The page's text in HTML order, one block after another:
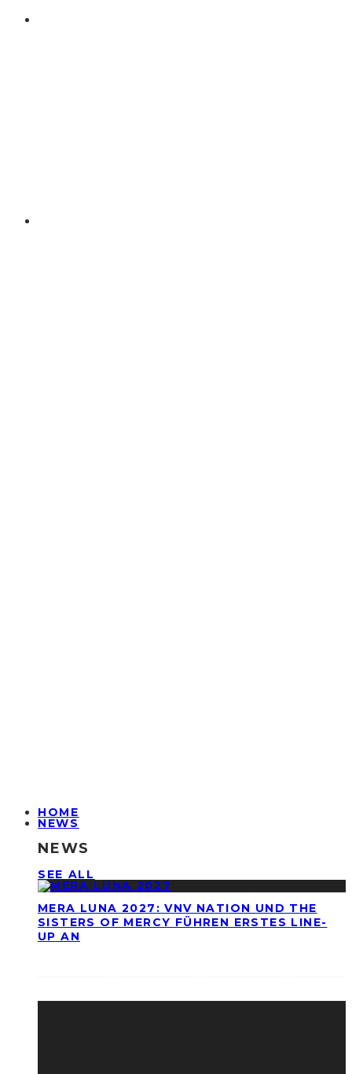
HOME
NEWS
NEWS
SEE ALL
MERA LUNA 2027: VNV NATION UND THE
SISTERS OF MERCY FÜHREN ERSTES LINE-
UP AN